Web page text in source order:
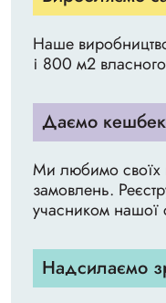
Наше
і 800 м2
Даємо кешбек
Ми любимо своїх
замовлень.
учасником нашої
Надсилаємо